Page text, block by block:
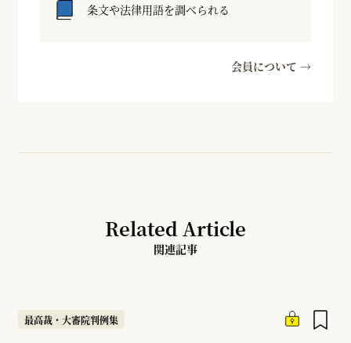
条文や法律用語を調べられる
会員について →
Related Article
関連記事
最高裁・大審院判例集